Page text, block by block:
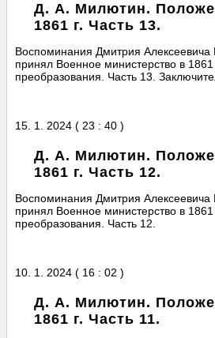
Д. А. Милютин.
1861 г. Часть 13.
Воспоминания Дмитрия
принял Военное министерство в
преобразования. Часть 13.
15. 1. 2024 ( 23 : 40 )
Д. А. Милютин.
1861 г. Часть 12.
Воспоминания Дмитрия
принял Военное министерство в
преобразования. Часть 12.
10. 1. 2024 ( 16 : 02 )
Д. А. Милютин.
1861 г. Часть 11.